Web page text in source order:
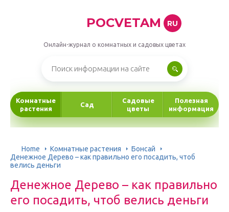
POCVETAM RU
Онлайн-журнал о комнатных и садовых цветах
Комнатные
растения
Сад
Садовые
цветы
Полезная
информация
Home Комнатные растения
Бонсай
Денежное Дерево – как правильно его посадить, чтоб
велись деньги
Денежное Дерево – как правильно
его посадить, чтоб велись деньги